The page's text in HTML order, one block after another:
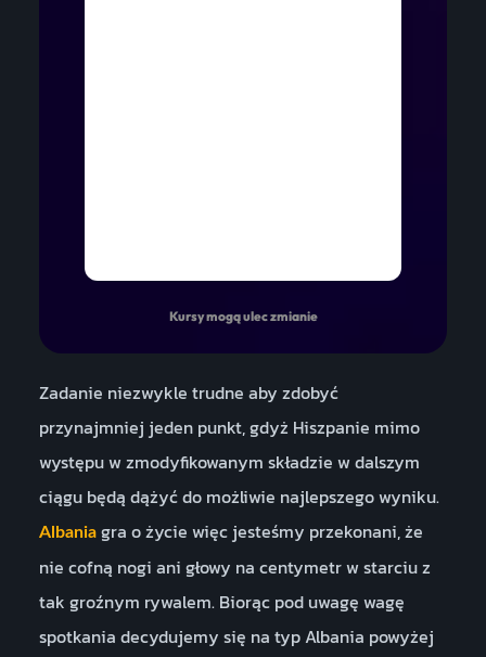
Kursy mogą ulec zmianie
Zadanie niezwykle trudne aby zdobyć
przynajmniej jeden punkt, gdyż Hiszpanie mimo
występu w zmodyfikowanym składzie w dalszym
ciągu będą dążyć do możliwie najlepszego wyniku.
Albaniagra o życie więc jesteśmy przekonani, że
nie cofną nogi ani głowy na centymetr w starciu z
tak groźnym rywalem. Biorąc pod uwagę wagę
spotkania decydujemy się na typ Albania powyżej